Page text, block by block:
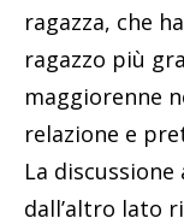
ragazza, che
ragazzo più
maggiorenne
relazione e
La
dall’altro lato